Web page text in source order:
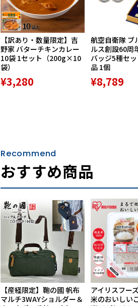
【訳あり・数量限定】吉
野家 バターチキンカレー
10袋 1セット（200g×10
袋）
¥3,280
航空自衛隊 ブ
ルス創設60周
バッジ5種セ
品 1個
¥8,789
Recommend
おすすめ商品
【産経限定】鞄の國 帆布
マルチ3WAYショルダー＆
アイリスフー
米のおいしい